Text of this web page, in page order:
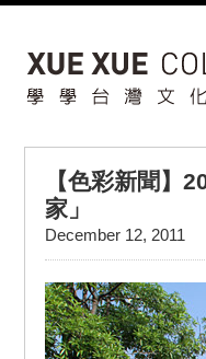
【色彩新聞】
家」
December 12, 2011